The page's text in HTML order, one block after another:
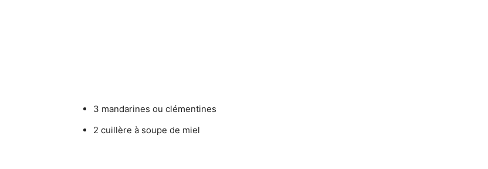
3 mandarines ou clémentines
2 cuillère à soupe de miel